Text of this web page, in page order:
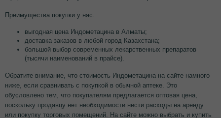
Преимущества покупки у нас:
выгодная цена Индометацина в Алматы;
доставка заказов в любой город Казахстана;
большой выбор современных лекарственных препаратов
(тысячи наименований в прайсе).
Обратите внимание, что стоимость Индометацина на сайте намного
ниже, если сравнивать с покупкой в обычной аптеке. Это
обусловлено тем, что покупателям предлагается оптовая цена,
поскольку продавцу нет необходимости нести расходы на аренду
или покупку торговых помещений. На сайте можно выбрать и купить